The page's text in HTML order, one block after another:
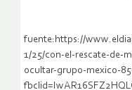
fuente:https://
1/25/con-el-rescate-de-
ocultar-grupo-mexico-